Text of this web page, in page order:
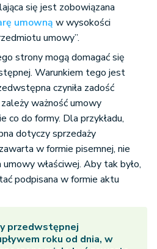
się jest zobowiązana
umowną w wysokości
umowy”.
strony mogą domagać się
Warunkiem tego jest
czyniła zadość
ważność umowy
co do formy. Dla przykładu,
dotyczy sprzedaży
w formie pisemnej, nie
właściwej. Aby tak było,
podpisana w formie aktu
przedwstępnej
roku od dnia, w